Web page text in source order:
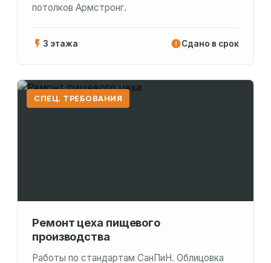
потолков Армстронг.
3 этажа Сдано в срок
СПЕЦ. ТРЕБОВАНИЯ
Ремонт цеха пищевого
производства
Работы по стандартам СанПиН. Облицовка